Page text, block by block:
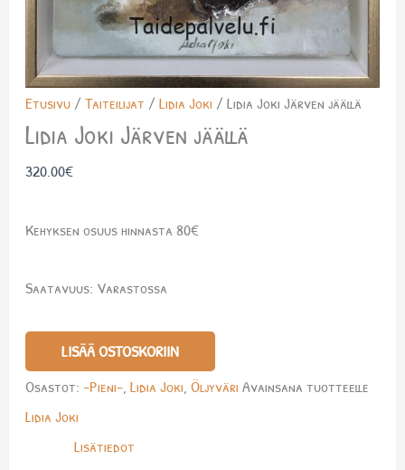
Etusivu/ Taiteilijat / Lidia Joki / Lidia Joki Järven jäällä
Lidia Joki Järven jäällä
320.00€
Kehyksen osuus hinnasta 80€
Saatavuus: Varastossa
LISÄÄ OSTOSKORIIN
Osastot: -Pieni-, Lidia Joki, Öljyväri Avainsana tuotteelle
Lidia Joki
Lisätiedot